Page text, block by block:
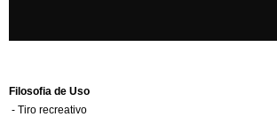
Filosofia de Uso
- Tiro recreativo